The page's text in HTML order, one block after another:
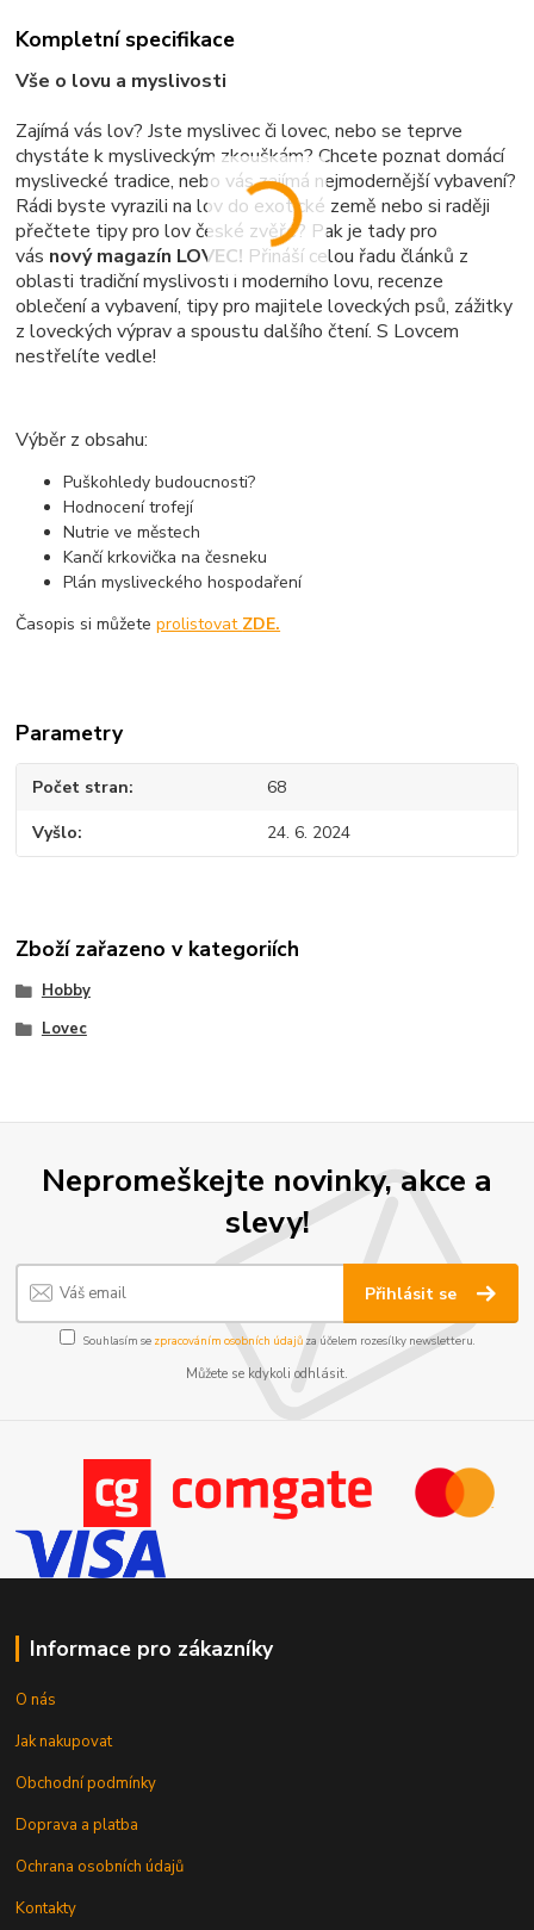
Kompletní specifikace
Vše o lovu a myslivosti
Zajímá vás lov? Jste myslivec či lovec, nebo se teprve
chystáte k mysliveckým zkouškám? Chcete poznat domácí
myslivecké tradice, nebo vás zajímá nejmodernější vybavení?
Rádi byste vyrazili na lov do exotické země nebo si raději
přečtete tipy pro lov české zvěře? Pak je tady pro
vás nový magazín LOVEC! Přináší celou řadu článků z
oblasti tradiční myslivosti i moderního lovu, recenze
oblečení a vybavení, tipy pro majitele loveckých psů, zážitky
z loveckých výprav a spoustu dalšího čtení. S Lovcem
nestřelíte vedle!
Výběr z obsahu:
Puškohledy budoucnosti?
Hodnocení trofejí
Nutrie ve městech
Kančí krkovička na česneku
Plán mysliveckého hospodaření
Časopis si můžeteprolistovat ZDE.
Parametry
Počet stran 68
Vyšlo 24. 6. 2024
Zboží zařazeno v kategoriích
Hobby
Lovec
Nepromeškejte novinky, akce a
slevy!
Přihlásit se
Souhlasím se zpracováním osobních údajůza účelem rozesílky newsletteru.
Můžete se kdykoli odhlásit.
Informace pro zákazníky
O nás
Jak nakupovat
Obchodní podmínky
Doprava a platba
Ochrana osobních údajů
Kontakty